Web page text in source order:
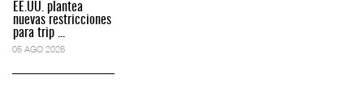
EE.UU. plantea
nuevas restricciones
para trip ...
05 AGO 2026